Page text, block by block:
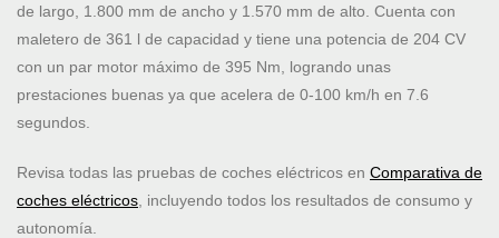
de largo, 1.800 mm de ancho y 1.570 mm de alto. Cuenta con
maletero de 361 l de capacidad y tiene una potencia de 204 CV
con un par motor máximo de 395 Nm, logrando unas
prestaciones buenas ya que acelera de 0-100 km/h en 7.6
segundos.
Revisa todas las pruebas de coches eléctricos en Comparativa de
coches eléctricos , incluyendo todos los resultados de consumo y
autonomía.